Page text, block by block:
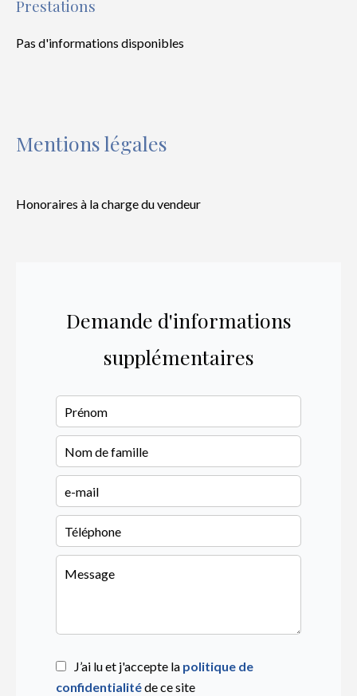
Prestations
Pas d'informations disponibles
Mentions légales
Honoraires à la charge du vendeur
Demande d'informations
supplémentaires
J’ai lu et j'accepte la politique de
confidentialitéde ce site